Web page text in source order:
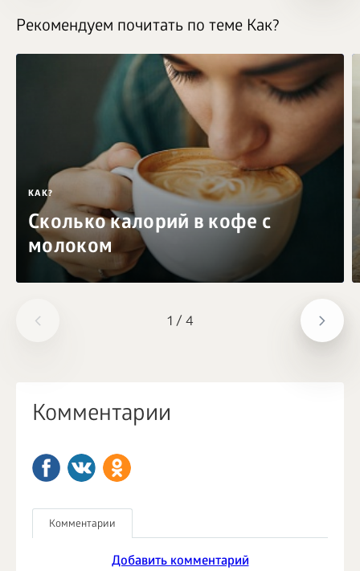
1 / 4
Рекомендуем почитать по теме Как?
КАК?
Сколько калорий в кофе с
молоком
Комментарии
Комментарии
Добавить комментарий